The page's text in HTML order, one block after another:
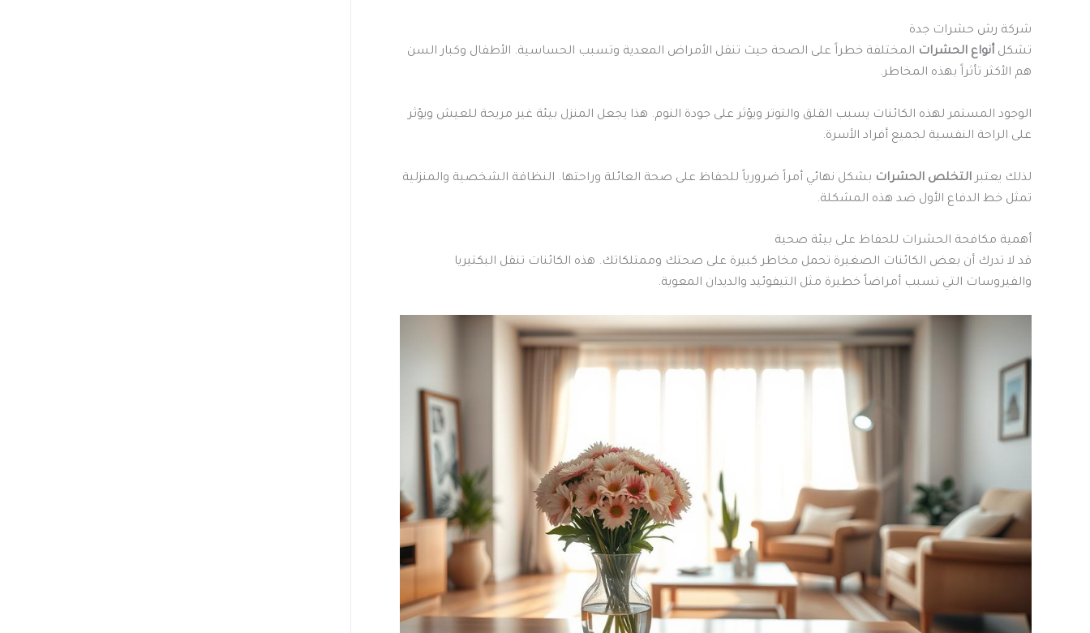
شركة رش حشرات جدة
تشكل أنواع الحشرات المختلفة خطراً على الصحة حيث تنقل الأمراض المعدية وتسبب الحساسية. الأطفال وكبار السن
هم الأكثر تأثراً بهذه المخاطر.
الوجود المستمر لهذه الكائنات يسبب القلق والتوتر ويؤثر على جودة النوم. هذا يجعل المنزل بيئة غير مريحة للعيش ويؤثر
على الراحة النفسية لجميع أفراد الأسرة.
لذلك يعتبر التخلص الحشرات بشكل نهائي أمراً ضرورياً للحفاظ على صحة العائلة وراحتها. النظافة الشخصية والمنزلية
تمثل خط الدفاع الأول ضد هذه المشكلة.
أهمية مكافحة الحشرات للحفاظ على بيئة صحية
قد لا تدرك أن بعض الكائنات الصغيرة تحمل مخاطر كبيرة على صحتك وممتلكاتك. هذه الكائنات تنقل البكتيريا
والفيروسات التي تسبب أمراضاً خطيرة مثل التيفوئيد والديدان المعوية.